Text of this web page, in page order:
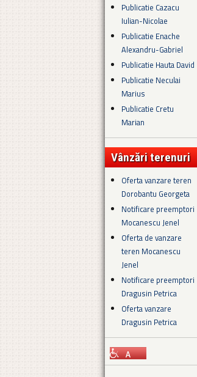
Publicatie Cazacu
Iulian-Nicolae
Publicatie Enache
Alexandru-Gabriel
Publicatie Hauta David
Publicatie Neculai
Marius
Publicatie Cretu
Marian
Vânzări terenuri
Oferta vanzare teren
Dorobantu Georgeta
Notificare preemptori
Mocanescu Jenel
Oferta de vanzare
teren Mocanescu
Jenel
Notificare preemptori
Dragusin Petrica
Oferta vanzare
Dragusin Petrica